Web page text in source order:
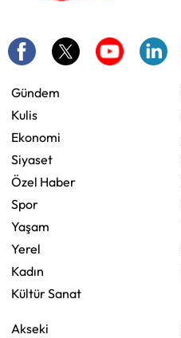
Gündem
Kulis
Ekonomi
Siyaset
Özel Haber
Spor
Yaşam
Yerel
Kadın
Kültür Sanat
Akseki